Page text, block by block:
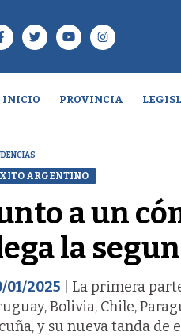
INICIO PROVINCIA
ARGENTINO
a un
la
01/2025 | La primera
Bolivia, Chile,
y su nueva tanda de